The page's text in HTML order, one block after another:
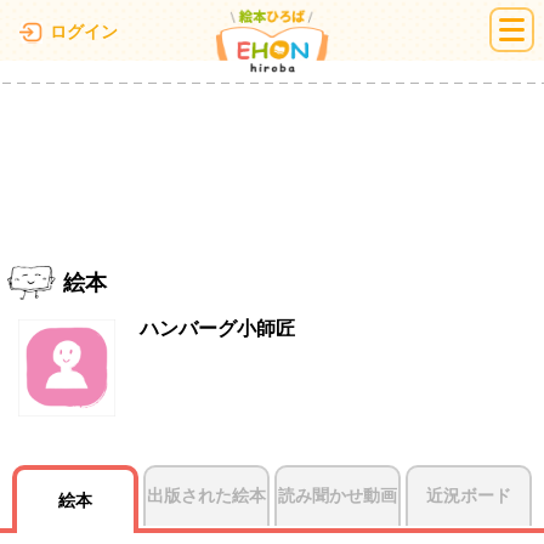
ログイン 絵本ひろば
絵本
ハンバーグ小師匠
絵本 出版された絵本 読み聞かせ動画 近況ボード